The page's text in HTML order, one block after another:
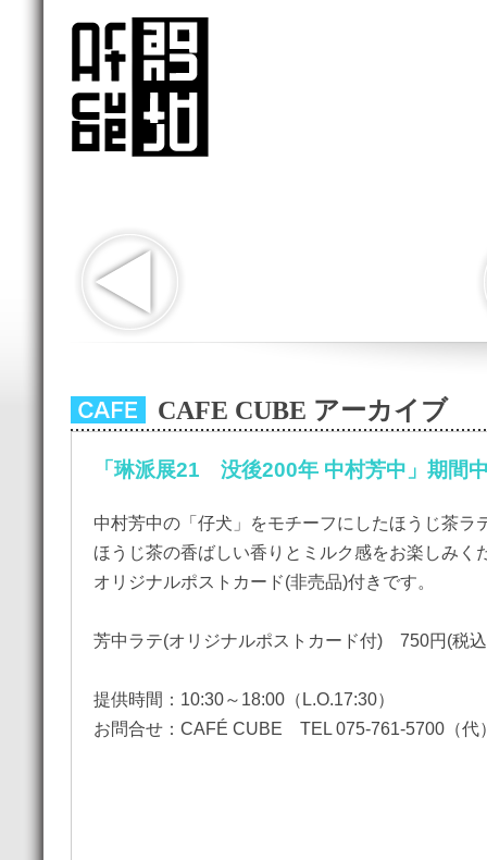
CAFE CUBE アーカイブ
「琳派展21 没後200年 中村芳中」期間
中村芳中の「仔犬」をモチーフにしたほうじ茶ラ
ほうじ茶の香ばしい香りとミルク感をお楽しみく
オリジナルポストカード(非売品)付きです。
芳中ラテ(オリジナルポストカード付) 750円(税
提供時間：10:30～18:00（L.O.17:30）
お問合せ：CAFÉ CUBE TEL 075-761-5700（代